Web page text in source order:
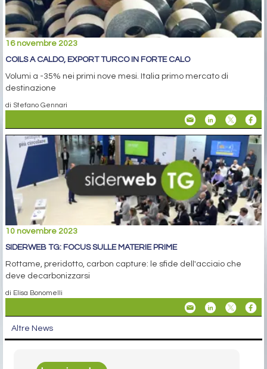
16 novembre 2023
COILS A CALDO, EXPORT TURCO IN FORTE CALO
Volumi a -35% nei primi nove mesi. Italia primo mercato di
destinazione
di Stefano Gennari
10 novembre 2023
SIDERWEB TG: FOCUS SULLE MATERIE PRIME
Rottame, preridotto, carbon capture: le sfide dell'acciaio che
deve decarbonizzarsi
di Elisa Bonomelli
Altre News